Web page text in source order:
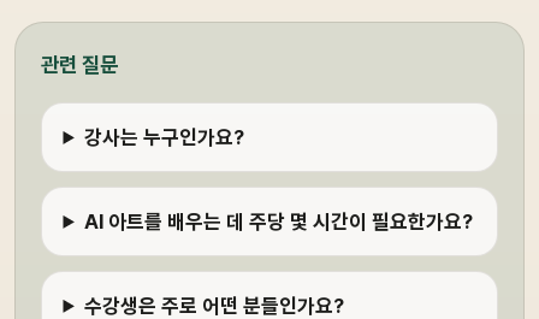
관련 질문
강사는 누구인가요?
AI 아트를 배우는 데 주당 몇 시간이 필요한가요?
수강생은 주로 어떤 분들인가요?